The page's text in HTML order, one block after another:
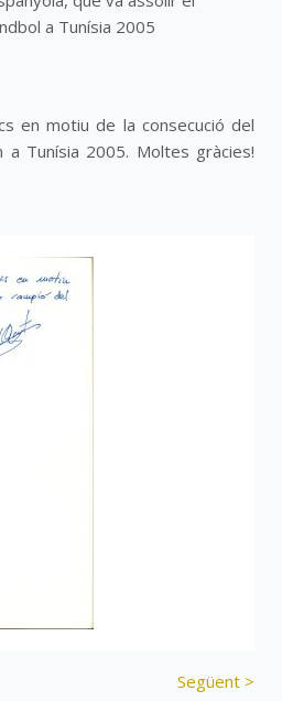
a Tunísia 2005
en motiu de la consecució del
Tunísia 2005. Moltes gràcies!
Següent >